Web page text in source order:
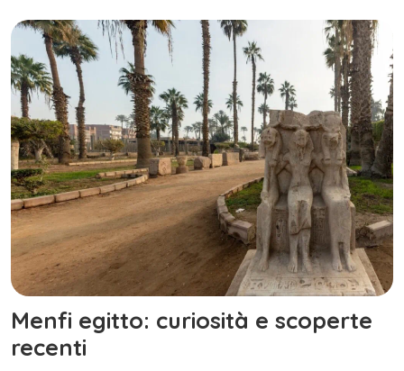
Menfi egitto: curiosità e scoperte
recenti